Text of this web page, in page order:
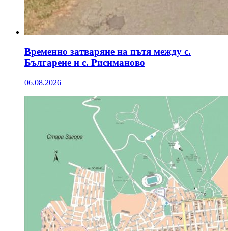
Временно затваряне на пътя между с.
Българене и с. Рисиманово
06.08.2026